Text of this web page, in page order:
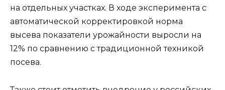
на отдельных участках. В ходе эксперимента с
автоматической корректировкой норма
высева показатели урожайности выросли на
12% по сравнению с традиционной техникой
посева.